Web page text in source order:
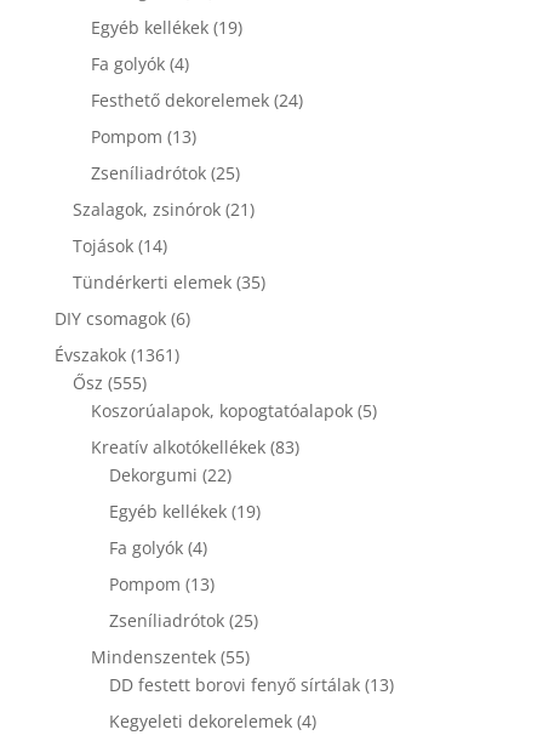
termék
Egyéb kellékek 1919
Fa golyók 44
termék
Festhető dekorelemek 2424
Pompom 1313
termék
Zseníliadrótok 2525
termék
Szalagok, zsinórok 2121
Tojások 1414
termék
Tündérkerti elemek 3535
DIY csomagok 66
Évszakok 13611361
Ősz 555555
termék
Koszorúalapok, kopogtatóalapok 55
Kreatív alkotókellékek 8383
Dekorgumi 2222
termék
Egyéb kellékek 1919
Fa golyók 44
termék
Pompom 1313
termék
Zseníliadrótok 2525
Mindenszentek 5555
termék
DD festett borovi fenyő sírtálak 1313
Kegyeleti dekorelemek 44